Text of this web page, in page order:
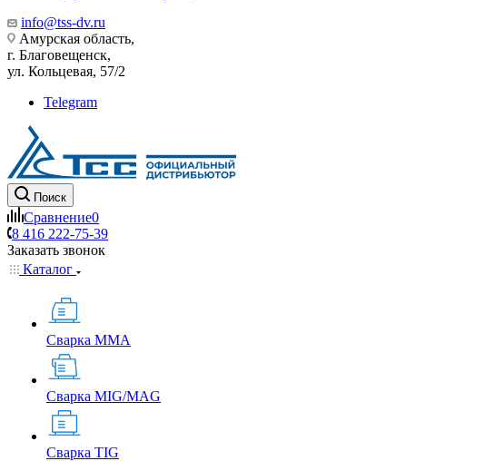
info@tss-dv.ru
Амурская область,
г. Благовещенск,
ул. Кольцевая, 57/2
Telegram
Поиск
Сравнение0
8 416 222-75-39
Заказать звонок
Каталог
Сварка MMA
Сварка MIG/MAG
Сварка TIG